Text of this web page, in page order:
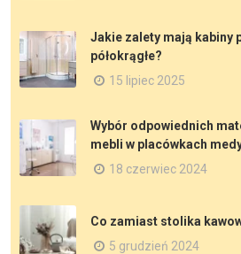
Jakie zalety mają kabiny
półokrągłe?
15 lipiec 2025
Wybór odpowiednich
mebli w placówkach
18 czerwiec 2024
Co zamiast stolika
5 grudzień 2024